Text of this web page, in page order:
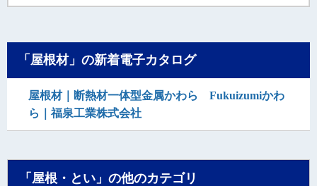
「屋根材」の新着電子カタログ
屋根材｜断熱材一体型金属かわら Fukuizumiかわ
ら｜福泉工業株式会社
「屋根・とい」の他のカテゴリ